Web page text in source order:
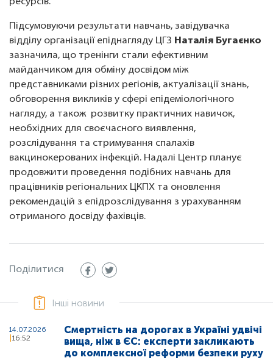
ресурсів.
Підсумовуючи результати навчань, завідувачка
відділу організації епіднагляду ЦГЗ Наталія Бугаєнко
зазначила, що тренінги стали ефективним
майданчиком для обміну досвідом між
представниками різних регіонів, актуалізації знань,
обговорення викликів у сфері епідеміологічного
нагляду, а також розвитку практичних навичок,
необхідних для своєчасного виявлення,
розслідування та стримування спалахів
вакцинокерованих інфекцій. Надалі Центр планує
продовжити проведення подібних навчань для
працівників регіональних ЦКПХ та оновлення
рекомендацій з епідрозслідування з урахуванням
отриманого досвіду фахівців.
Поділитися
Інші новини
14.07.2026
16:52
Смертність на дорогах в Україні удвічі
вища, ніж в ЄС: експерти закликають
до комплексної реформи безпеки руху